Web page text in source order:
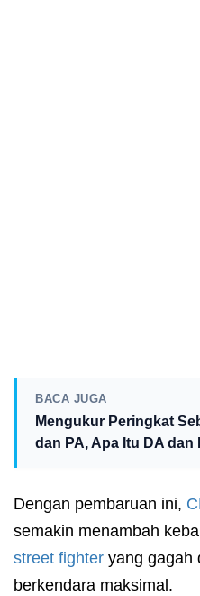
BACA JUGA
Mengukur Peringkat
dan PA, Apa Itu DA dan
Dengan pembaruan ini,
semakin menambah
street fighter yang gagah
berkendara maksimal.